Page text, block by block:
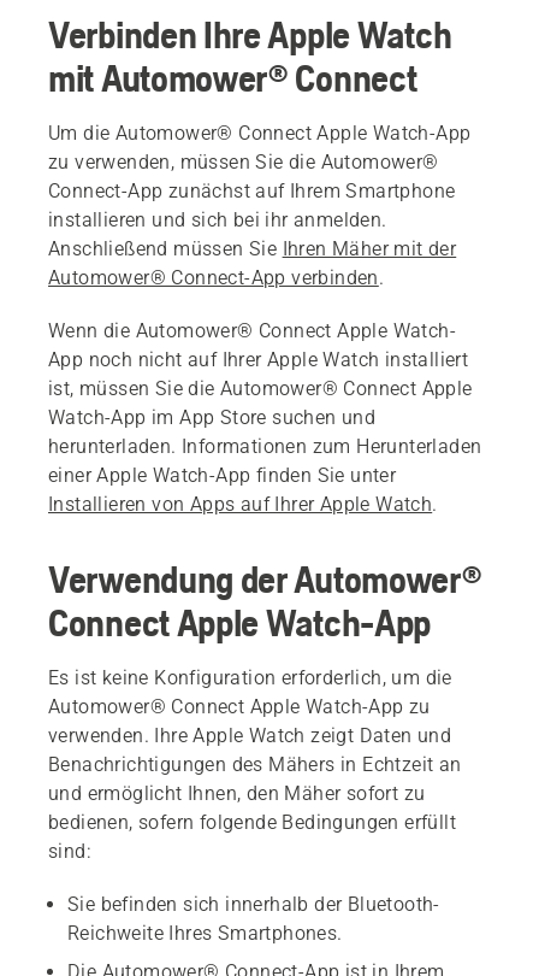
Verbinden Ihre Apple Watch
mit Automower® Connect
Um die Automower® Connect Apple Watch-App
zu verwenden, müssen Sie die Automower®
Connect-App zunächst auf Ihrem Smartphone
installieren und sich bei ihr anmelden.
Anschließend müssen Sie Ihren Mäher mit der
Automower® Connect-App verbinden.
Wenn die Automower® Connect Apple Watch-
App noch nicht auf Ihrer Apple Watch installiert
ist, müssen Sie die Automower® Connect Apple
Watch-App im App Store suchen und
herunterladen. Informationen zum Herunterladen
einer Apple Watch-App finden Sie unter
Installieren von Apps auf Ihrer Apple Watch.
Verwendung der Automower®
Connect Apple Watch-App
Es ist keine Konfiguration erforderlich, um die
Automower® Connect Apple Watch-App zu
verwenden. Ihre Apple Watch zeigt Daten und
Benachrichtigungen des Mähers in Echtzeit an
und ermöglicht Ihnen, den Mäher sofort zu
bedienen, sofern folgende Bedingungen erfüllt
sind:
Sie befinden sich innerhalb der Bluetooth-
Reichweite Ihres Smartphones.